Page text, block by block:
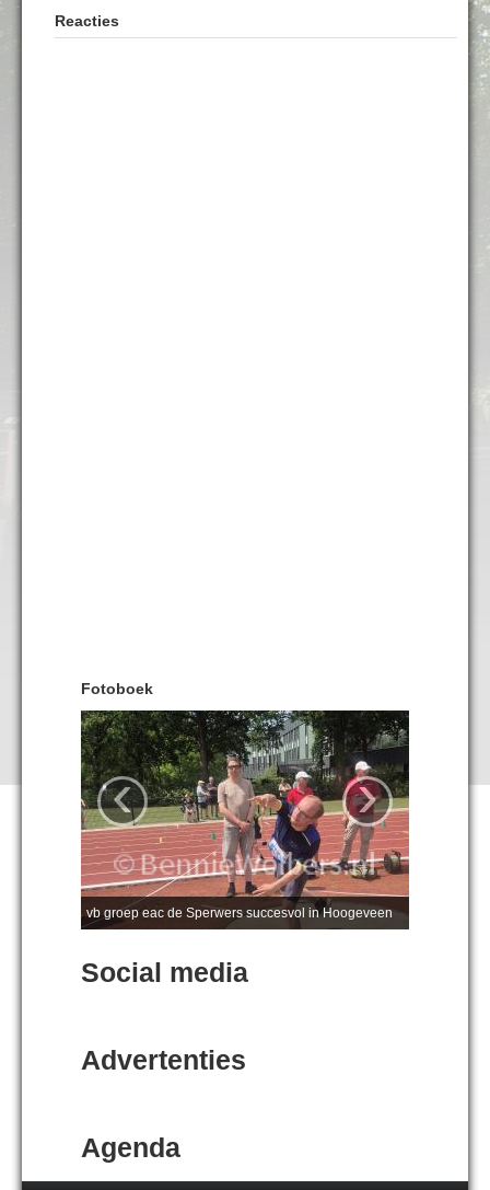
Reacties
Fotoboek
vb groep eac de Sperwers succesvol in Hoogeveen
‹ ›
Social media
Advertenties
Agenda